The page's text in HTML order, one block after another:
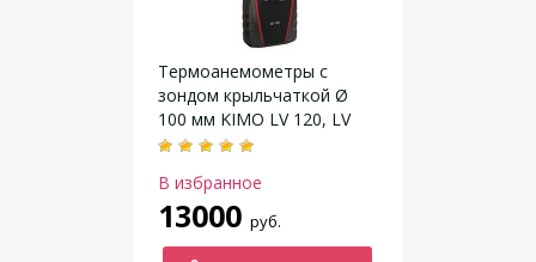
Термоанемометры c
зондом крыльчаткой Ø
100 мм KIMO LV 120, LV
130
В избранное
13000 руб.